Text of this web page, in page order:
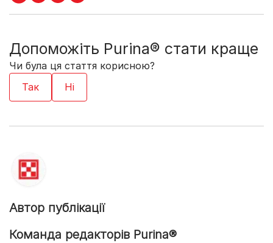
Допоможіть Purina® стати краще
Чи була ця стаття корисною?
Автор публікації
Команда редакторів Purina®